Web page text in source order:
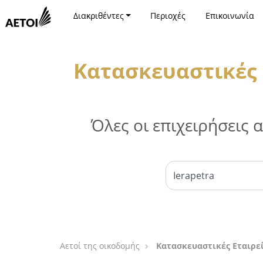
Διακριθέντες Περιοχές Επικοινωνία
Κατασκευαστικές
Όλες οι
Αετοί της οικοδομής Κατασκευαστικές